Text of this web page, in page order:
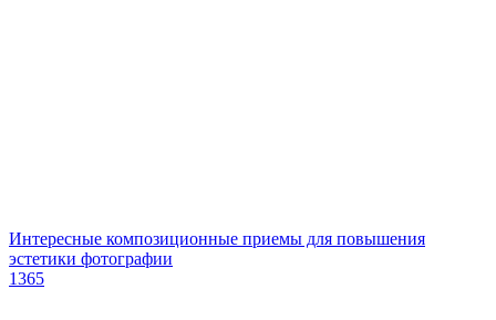
Интересные композиционные приемы для повышения
эстетики фотографии
1365